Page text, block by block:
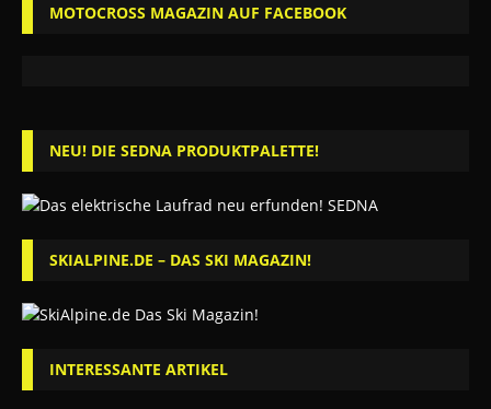
MOTOCROSS MAGAZIN AUF FACEBOOK
NEU! DIE SEDNA PRODUKTPALETTE!
SKIALPINE.DE – DAS SKI MAGAZIN!
INTERESSANTE ARTIKEL